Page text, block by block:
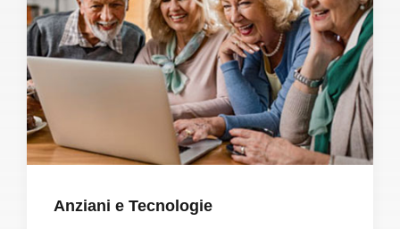
Anziani e Tecnologie